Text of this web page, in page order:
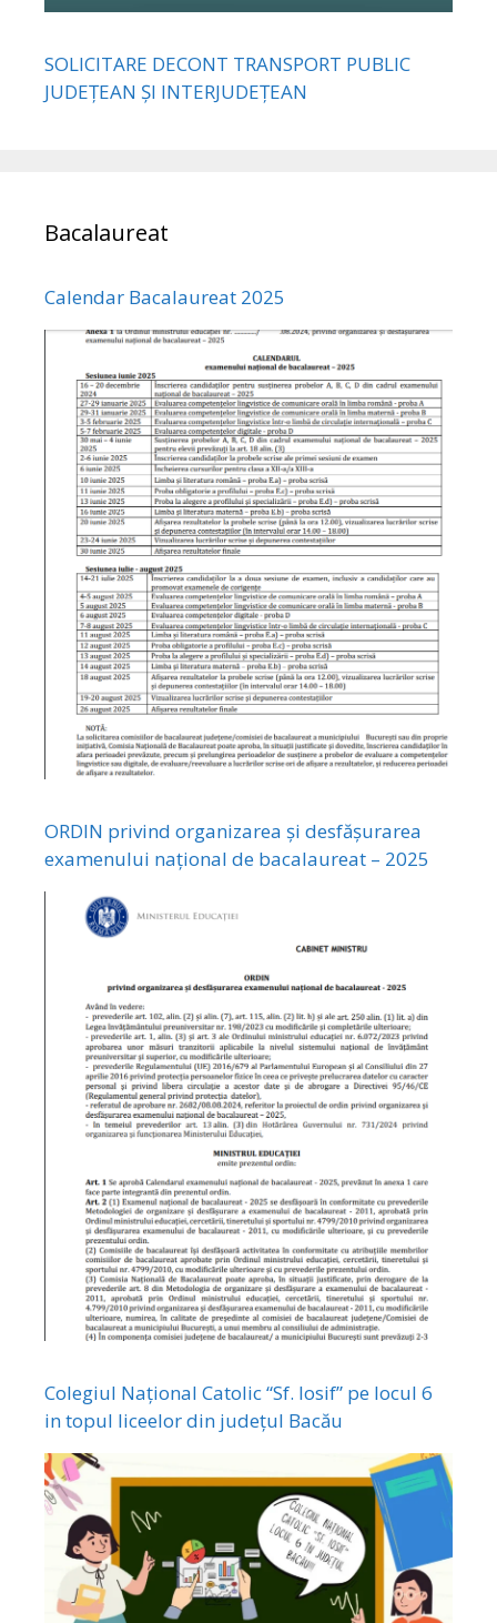
SOLICITARE DECONT TRANSPORT PUBLIC
JUDEȚEAN ȘI INTERJUDEȚEAN
Bacalaureat
Calendar Bacalaureat 2025
ORDIN privind organizarea și desfășurarea
examenului național de bacalaureat – 2025
Colegiul Național Catolic “Sf. Iosif” pe locul 6
in topul liceelor din județul Bacău